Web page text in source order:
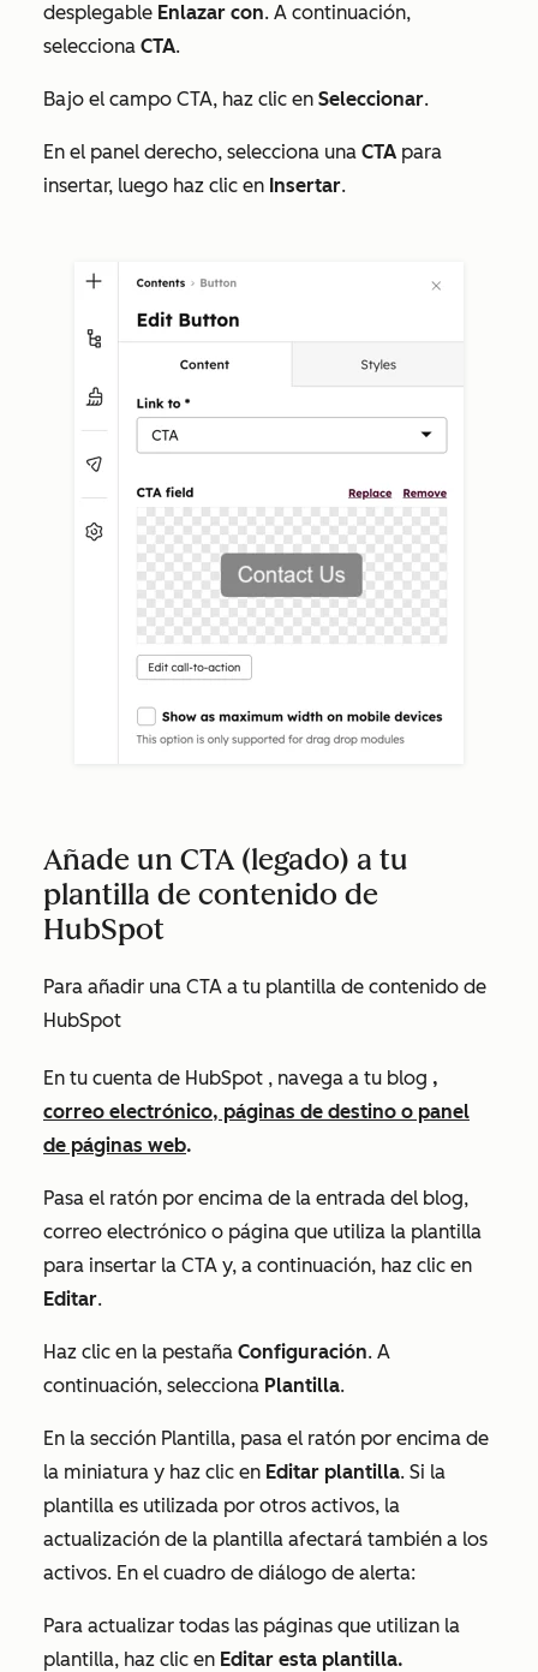
desplegable Enlazar con. A continuación,
selecciona CTA.
Bajo el campo CTA, haz clic en Seleccionar.
En el panel derecho, selecciona una CTA para
insertar, luego haz clic en Insertar.
Añade un CTA (legado) a tu
plantilla de contenido de
HubSpot
Para añadir una CTA a tu plantilla de contenido de
HubSpot
En tu cuenta de HubSpot , navega a tu blog ,
correo electrónico, páginas de destino o panel
de páginas web.
Pasa el ratón por encima de la entrada del blog,
correo electrónico o página que utiliza la plantilla
para insertar la CTA y, a continuación, haz clic en
Editar.
Haz clic en la pestaña Configuración. A
continuación, selecciona Plantilla.
En la sección Plantilla, pasa el ratón por encima de
la miniatura y haz clic en Editar plantilla. Si la
plantilla es utilizada por otros activos, la
actualización de la plantilla afectará también a los
activos. En el cuadro de diálogo de alerta:
Para actualizar todas las páginas que utilizan la
plantilla, haz clic en Editar esta plantilla.